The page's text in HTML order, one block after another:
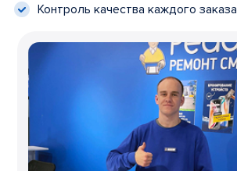
Контроль качества каждого заказа